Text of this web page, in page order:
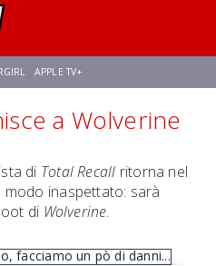
APPLE TV+
STAR TREK AVENGERS: DOOMSDAY
NEW WORLDS
a Wolverine
di Total Recall ritorna nel
inaspettato: sarà
di Wolverine.